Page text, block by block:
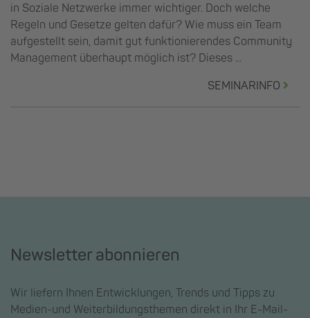
in Soziale Netzwerke immer wichtiger. Doch welche
Regeln und Gesetze gelten dafür? Wie muss ein Team
aufgestellt sein, damit gut funktionierendes Community
Management überhaupt möglich ist? Dieses ...
SEMINARINFO
Newsletter abonnieren
Wir liefern Ihnen Entwicklungen, Trends und Tipps zu
Medien-und Weiterbildungsthemen direkt in Ihr E-Mail-